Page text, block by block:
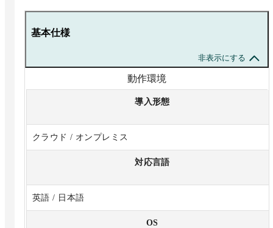
基本仕様
非表示にする
動作環境
導入形態
クラウド / オンプレミス
対応言語
英語 / 日本語
OS